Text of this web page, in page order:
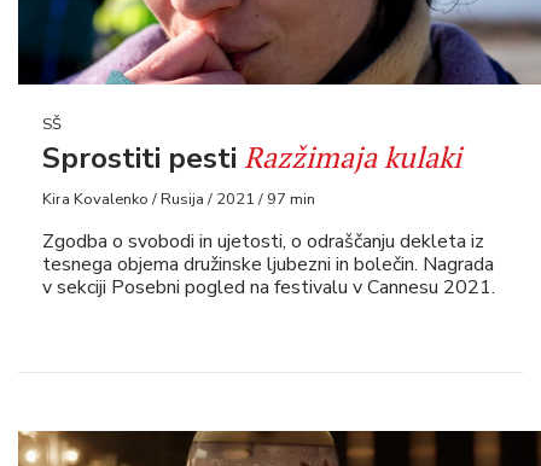
SŠ
Sprostiti pesti Razžimaja kulaki
Kira Kovalenko / Rusija / 2021 / 97 min
Zgodba o svobodi in ujetosti, o odraščanju dekleta iz
tesnega objema družinske ljubezni in bolečin. Nagrada
v sekciji Posebni pogled na festivalu v Cannesu 2021.